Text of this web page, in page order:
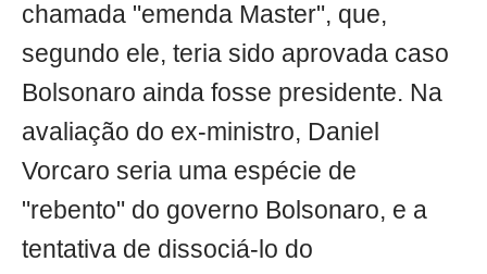
chamada "emenda Master", que,
segundo ele, teria sido aprovada caso
Bolsonaro ainda fosse presidente. Na
avaliação do ex-ministro, Daniel
Vorcaro seria uma espécie de
"rebento" do governo Bolsonaro, e a
tentativa de dissociá-lo do